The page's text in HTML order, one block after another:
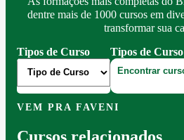
dentre mais de 1000 cursos em
transformar sua
Tipos de Curso
Tipos de Curso
VEM PRA FAVENI